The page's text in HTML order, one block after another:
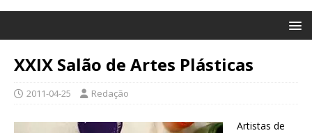
XXIX Salão de Artes Plásticas
2011-04-25 Redação
Artistas de